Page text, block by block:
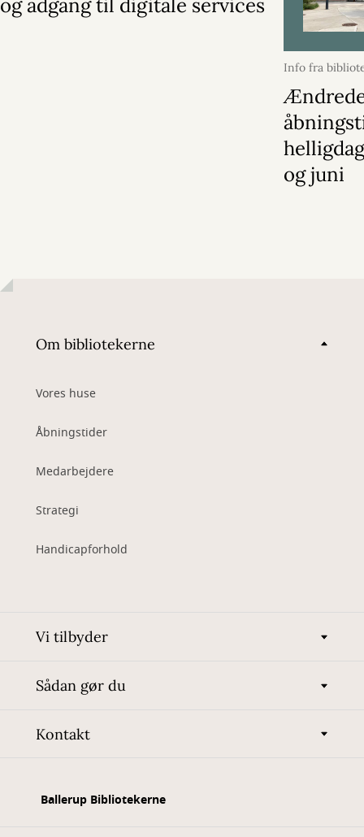
og adgang til digitale services
Info fra
2026
og juni
Om bibliotekerne
Vores huse
Åbningstider
Medarbejdere
Strategi
Handicapforhold
Vi tilbyder
Sådan gør du
Kontakt
Ballerup Bibliotekerne